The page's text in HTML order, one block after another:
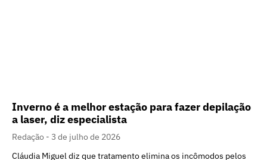
Inverno é a melhor estação para fazer depilação
a laser, diz especialista
Redação
3 de julho de 2026
Cláudia Miguel diz que tratamento elimina os incômodos pelos